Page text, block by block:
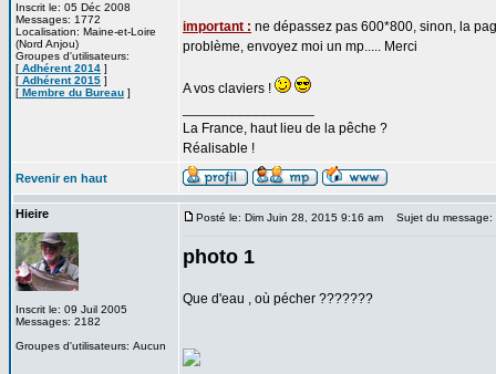
Inscrit le: 05 Déc 2008
Messages: 1772
Localisation: Maine-et-Loire
(Nord Anjou)
Groupes d'utilisateurs:
[ Adhérent 2014 ]
[ Adhérent 2015 ]
[ Membre du Bureau ]
important : ne dépassez pas 600*800, sinon, la
problème, envoyez moi un mp..... Merci
A vos claviers !
La France, haut lieu de la pêche ?
Réalisable !
Revenir en haut
Hieire
Inscrit le: 09 Juil 2005
Messages: 2182
Groupes d'utilisateurs: Aucun
Posté le: Dim Juin 28, 2015 9:16 am Sujet du message:
photo 1
Que d'eau , où pécher ???????